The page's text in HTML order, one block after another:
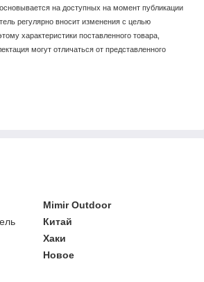
на доступных на момент публикации
регулярно вносит изменения с целью
характеристики поставленного товара,
могут отличаться от представленного
Mimir Outdoor
Китай
Хаки
Новое